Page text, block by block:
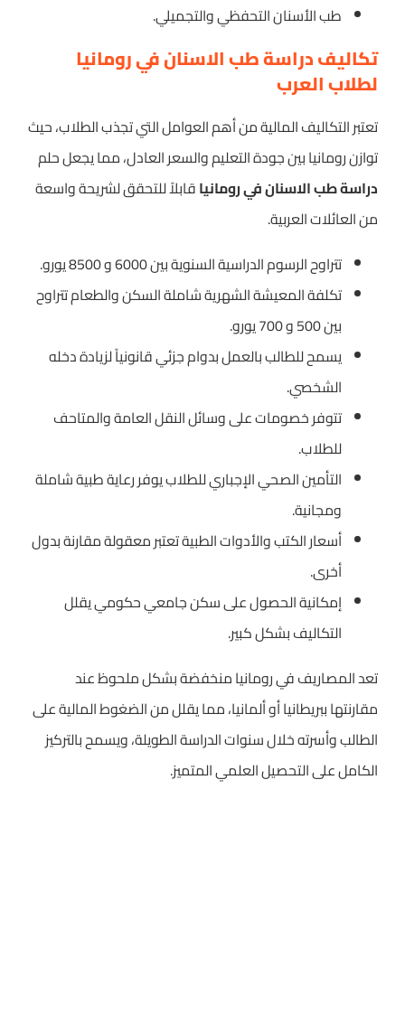
طب الأسنان التحفظي والتجميلي.
تكاليف دراسة طب الاسنان في رومانيا
لطلاب العرب
تعتبر التكاليف المالية من أهم العوامل التي تجذب الطلاب، حيث
توازن رومانيا بين جودة التعليم والسعر العادل، مما يجعل حلم
دراسة طب الاسنان في رومانياقابلاً للتحقق لشريحة واسعة
من العائلات العربية.
تتراوح الرسوم الدراسية السنوية بين 6000 و 8500 يورو.
تكلفة المعيشة الشهرية شاملة السكن والطعام تتراوح
بين 500 و 700 يورو.
يسمح للطالب بالعمل بدوام جزئي قانونياً لزيادة دخله
الشخصي.
تتوفر خصومات على وسائل النقل العامة والمتاحف
للطلاب.
التأمين الصحي الإجباري للطلاب يوفر رعاية طبية شاملة
ومجانية.
أسعار الكتب والأدوات الطبية تعتبر معقولة مقارنة بدول
أخرى.
إمكانية الحصول على سكن جامعي حكومي يقلل
التكاليف بشكل كبير.
تعد المصاريف في رومانيا منخفضة بشكل ملحوظ عند
مقارنتها ببريطانيا أو ألمانيا، مما يقلل من الضغوط المالية على
الطالب وأسرته خلال سنوات الدراسة الطويلة، ويسمح بالتركيز
الكامل على التحصيل العلمي المتميز.